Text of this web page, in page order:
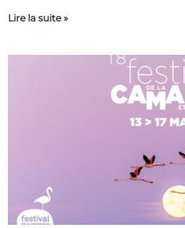
Lire la suite »